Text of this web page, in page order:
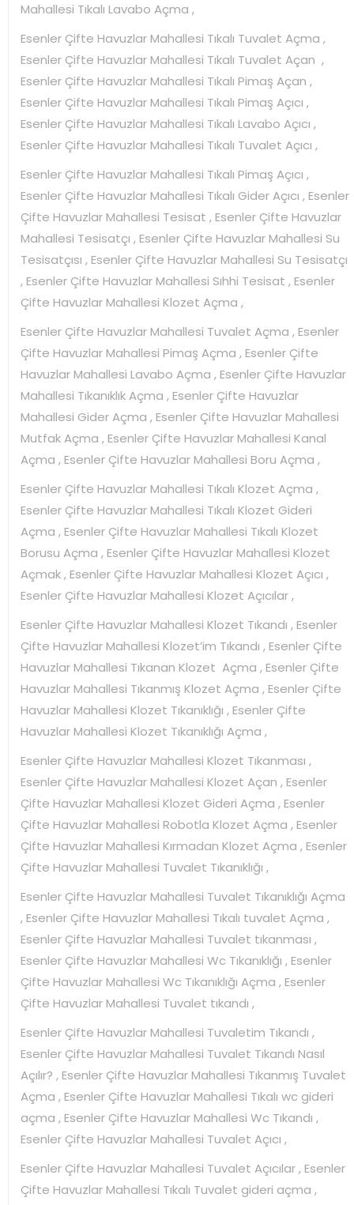
Mahallesi Tıkalı Lavabo Açma ,
Esenler Çifte Havuzlar Mahallesi Tıkalı Tuvalet Açma ,
Esenler Çifte Havuzlar Mahallesi Tıkalı Tuvalet Açan ,
Esenler Çifte Havuzlar Mahallesi Tıkalı Pimaş Açan ,
Esenler Çifte Havuzlar Mahallesi Tıkalı Pimaş Açıcı ,
Esenler Çifte Havuzlar Mahallesi Tıkalı Lavabo Açıcı ,
Esenler Çifte Havuzlar Mahallesi Tıkalı Tuvalet Açıcı ,
Esenler Çifte Havuzlar Mahallesi Tıkalı Pimaş Açıcı ,
Esenler Çifte Havuzlar Mahallesi Tıkalı Gider Açıcı , Esenler
Çifte Havuzlar Mahallesi Tesisat , Esenler Çifte Havuzlar
Mahallesi Tesisatçı , Esenler Çifte Havuzlar Mahallesi Su
Tesisatçısı , Esenler Çifte Havuzlar Mahallesi Su Tesisatçı
, Esenler Çifte Havuzlar Mahallesi Sıhhi Tesisat , Esenler
Çifte Havuzlar Mahallesi Klozet Açma ,
Esenler Çifte Havuzlar Mahallesi Tuvalet Açma , Esenler
Çifte Havuzlar Mahallesi Pimaş Açma , Esenler Çifte
Havuzlar Mahallesi Lavabo Açma , Esenler Çifte Havuzlar
Mahallesi Tıkanıklık Açma , Esenler Çifte Havuzlar
Mahallesi Gider Açma , Esenler Çifte Havuzlar Mahallesi
Mutfak Açma , Esenler Çifte Havuzlar Mahallesi Kanal
Açma , Esenler Çifte Havuzlar Mahallesi Boru Açma ,
Esenler Çifte Havuzlar Mahallesi Tıkalı Klozet Açma ,
Esenler Çifte Havuzlar Mahallesi Tıkalı Klozet Gideri
Açma , Esenler Çifte Havuzlar Mahallesi Tıkalı Klozet
Borusu Açma , Esenler Çifte Havuzlar Mahallesi Klozet
Açmak , Esenler Çifte Havuzlar Mahallesi Klozet Açıcı ,
Esenler Çifte Havuzlar Mahallesi Klozet Açıcılar ,
Esenler Çifte Havuzlar Mahallesi Klozet Tıkandı , Esenler
Çifte Havuzlar Mahallesi Klozet’im Tıkandı , Esenler Çifte
Havuzlar Mahallesi Tıkanan Klozet Açma , Esenler Çifte
Havuzlar Mahallesi Tıkanmış Klozet Açma , Esenler Çifte
Havuzlar Mahallesi Klozet Tıkanıklığı , Esenler Çifte
Havuzlar Mahallesi Klozet Tıkanıklığı Açma ,
Esenler Çifte Havuzlar Mahallesi Klozet Tıkanması ,
Esenler Çifte Havuzlar Mahallesi Klozet Açan , Esenler
Çifte Havuzlar Mahallesi Klozet Gideri Açma , Esenler
Çifte Havuzlar Mahallesi Robotla Klozet Açma , Esenler
Çifte Havuzlar Mahallesi Kırmadan Klozet Açma , Esenler
Çifte Havuzlar Mahallesi Tuvalet Tıkanıklığı ,
Esenler Çifte Havuzlar Mahallesi Tuvalet Tıkanıklığı Açma
, Esenler Çifte Havuzlar Mahallesi Tıkalı tuvalet Açma ,
Esenler Çifte Havuzlar Mahallesi Tuvalet tıkanması ,
Esenler Çifte Havuzlar Mahallesi Wc Tıkanıklığı , Esenler
Çifte Havuzlar Mahallesi Wc Tıkanıklığı Açma , Esenler
Çifte Havuzlar Mahallesi Tuvalet tıkandı ,
Esenler Çifte Havuzlar Mahallesi Tuvaletim Tıkandı ,
Esenler Çifte Havuzlar Mahallesi Tuvalet Tıkandı Nasıl
Açılır? , Esenler Çifte Havuzlar Mahallesi Tıkanmış Tuvalet
Açma , Esenler Çifte Havuzlar Mahallesi Tıkalı wc gideri
açma , Esenler Çifte Havuzlar Mahallesi Wc Tıkandı ,
Esenler Çifte Havuzlar Mahallesi Tuvalet Açıcı ,
Esenler Çifte Havuzlar Mahallesi Tuvalet Açıcılar , Esenler
Çifte Havuzlar Mahallesi Tıkalı Tuvalet gideri açma ,